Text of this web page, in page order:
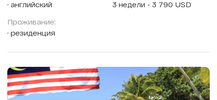
английский
Проживание:
резиденция
3 недели - 3 790 USD